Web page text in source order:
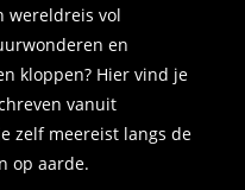
wereldreis vol
en
kloppen? Hier vind je
vanuit
zelf meereist langs de
op aarde.